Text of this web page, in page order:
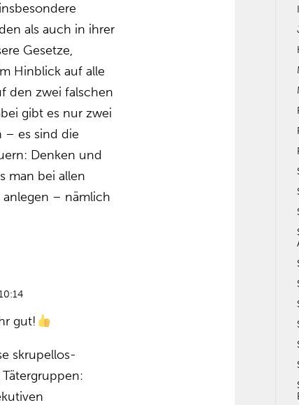
als auch in ihrer
Gesetze,
Hinblick auf alle
den zwei falschen
gibt es nur zwei
– es sind die
Denken und
man bei allen
anlegen – nämlich
gut!
skrupellos-